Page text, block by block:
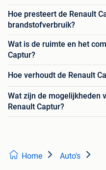
Hoe presteert de Renault
brandstofverbruik?
Wat is de ruimte en het
Captur?
Hoe verhoudt de Renault
Wat zijn de mogelijkheden
Renault Captur?
Home Auto's